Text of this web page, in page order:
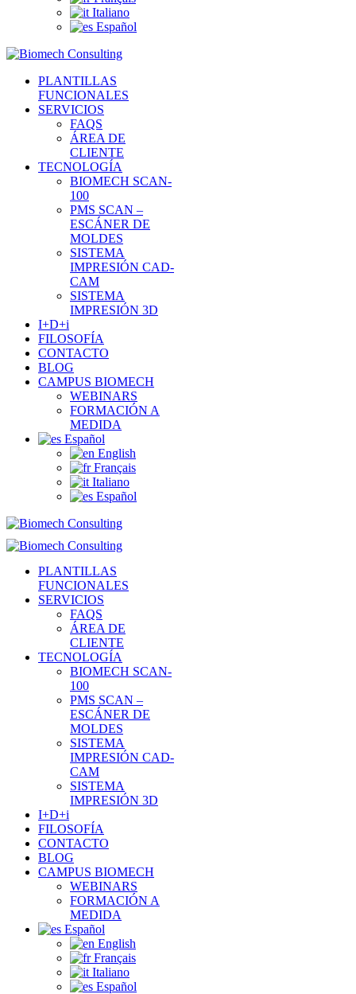
Italiano
Español
PLANTILLAS
FUNCIONALES
SERVICIOS
FAQS
ÁREA DE
CLIENTE
TECNOLOGÍA
BIOMECH SCAN-
100
PMS SCAN –
ESCÁNER DE
MOLDES
SISTEMA
IMPRESIÓN CAD-
CAM
SISTEMA
IMPRESIÓN 3D
I+D+i
FILOSOFÍA
CONTACTO
BLOG
CAMPUS BIOMECH
WEBINARS
FORMACIÓN A
MEDIDA
Español
English
Français
Italiano
Español
PLANTILLAS
FUNCIONALES
SERVICIOS
FAQS
ÁREA DE
CLIENTE
TECNOLOGÍA
BIOMECH SCAN-
100
PMS SCAN –
ESCÁNER DE
MOLDES
SISTEMA
IMPRESIÓN CAD-
CAM
SISTEMA
IMPRESIÓN 3D
I+D+i
FILOSOFÍA
CONTACTO
BLOG
CAMPUS BIOMECH
WEBINARS
FORMACIÓN A
MEDIDA
Español
English
Français
Italiano
Español